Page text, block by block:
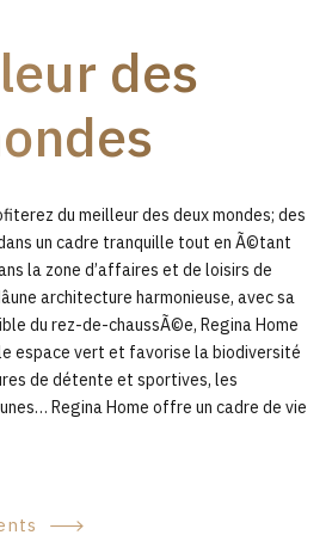
des
du meilleur des deux mondes; des
un cadre tranquille tout en Ã©tant
la zone d’affaires et de loisirs de
architecture harmonieuse, avec sa
du rez-de-chaussÃ©e, Regina Home
espace vert et favorise la biodiversité
de détente et sportives, les
Regina Home offre un cadre de vie